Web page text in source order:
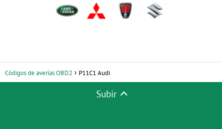
Códigos de averías OBD2 P11C1 Audi
Subir